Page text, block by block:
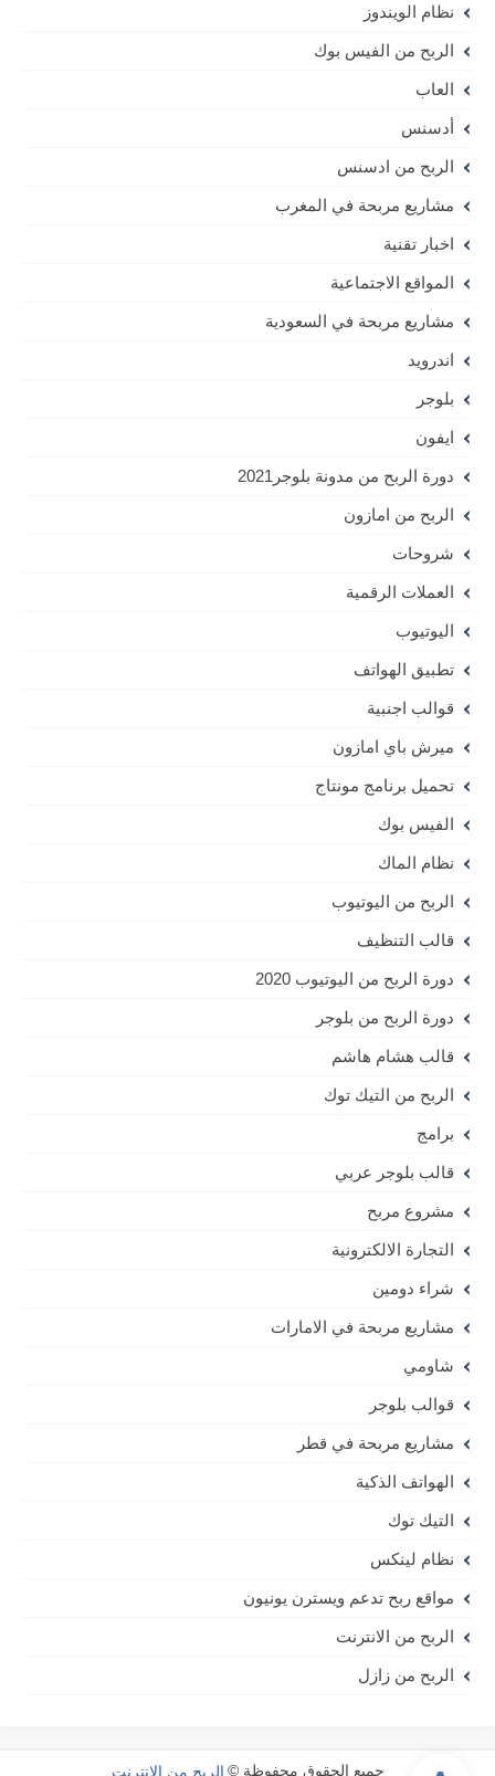
نظام الويندوز
الربح من الفيس بوك
العاب
أدسنس
الربح من ادسنس
مشاريع مربحة في المغرب
اخبار تقنية
المواقع الاجتماعية
مشاريع مربحة في السعودية
اندرويد
بلوجر
ايفون
دورة الربح من مدونة بلوجر2021
الربح من امازون
شروحات
العملات الرقمية
اليوتيوب
تطبيق الهواتف
قوالب اجنبية
ميرش باي امازون
تحميل برنامج مونتاج
الفيس بوك
نظام الماك
الربح من اليوتيوب
قالب التنظيف
دورة الربح من اليوتيوب 2020
دورة الربح من بلوجر
قالب هشام هاشم
الربح من التيك توك
برامج
قالب بلوجر عربي
مشروع مربح
التجارة الالكترونية
شراء دومين
مشاريع مربحة في الامارات
شاومي
قوالب بلوجر
مشاريع مربحة في قطر
الهواتف الذكية
التيك توك
نظام لينكس
مواقع ربح تدعم ويسترن يونيون
الربح من الانترنت
الربح من زازل
جميع الحقوق محفوظة © الربح من الانترنت